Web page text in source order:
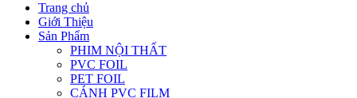
Trang chủ
Giới Thiệu
Sản Phẩm
PHIM NỘI THẤT
PVC FOIL
PET FOIL
CÁNH PVC FILM